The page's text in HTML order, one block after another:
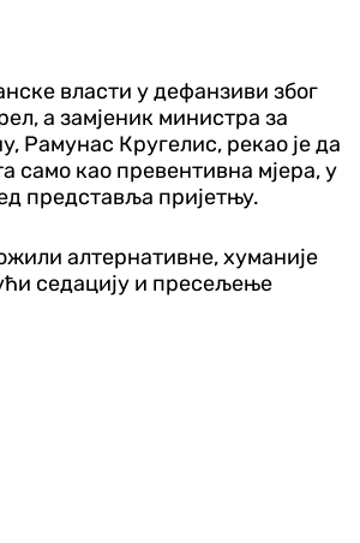
власти у дефанзиви због
а замјеник министра за
Рамунас Кругелис, рекао је да
само као превентивна мјера, у
представља пријетњу.
алтернативне, хуманије
седацију и пресељење